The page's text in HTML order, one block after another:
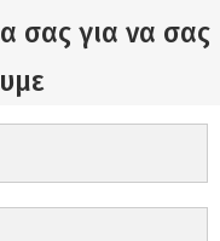
σας για να σας